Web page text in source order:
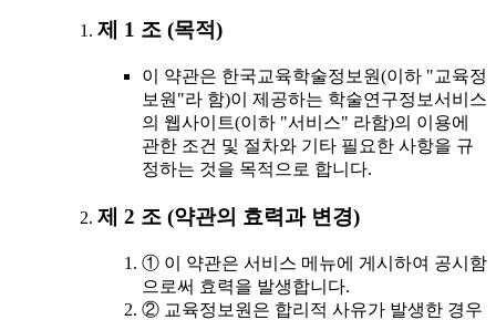
제 1 조 (목적)
이 약관은 한국교육학술정보원(이하 "교육정
보원"라 함)이 제공하는 학술연구정보서비스
의 웹사이트(이하 "서비스" 라함)의 이용에
관한 조건 및 절차와 기타 필요한 사항을 규
정하는 것을 목적으로 합니다.
제 2 조 (약관의 효력과 변경)
① 이 약관은 서비스 메뉴에 게시하여 공시함
으로써 효력을 발생합니다.
② 교육정보원은 합리적 사유가 발생한 경우